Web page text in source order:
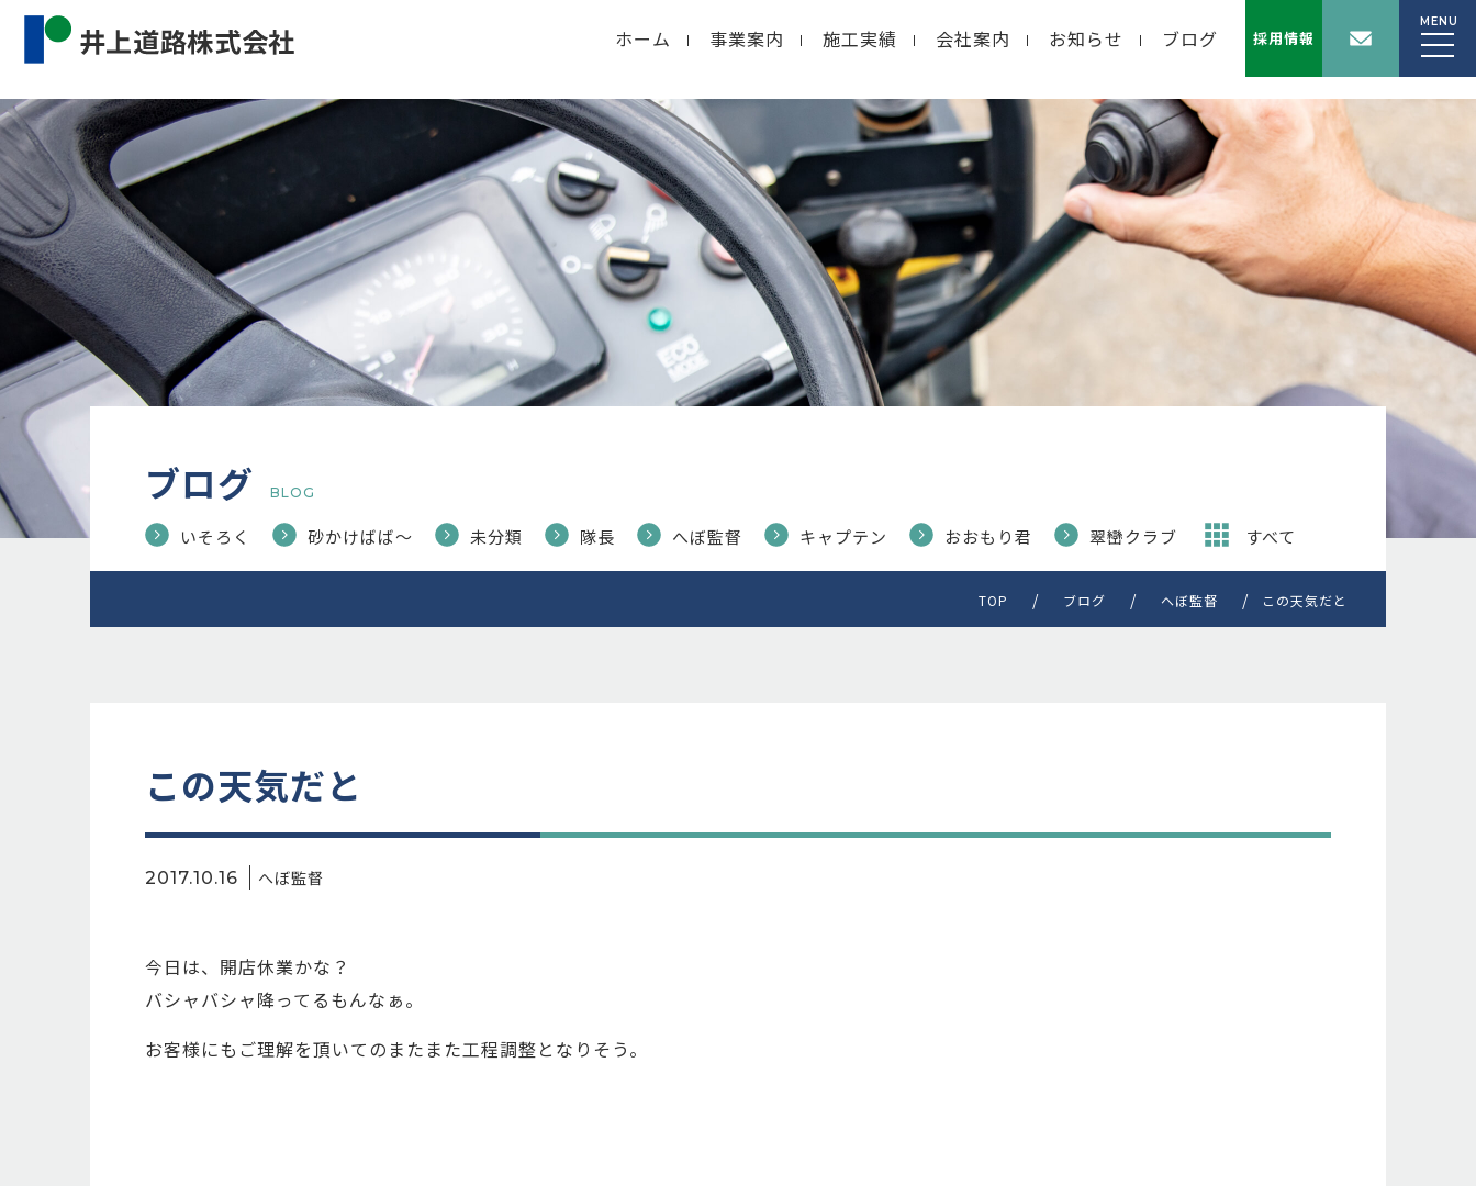
ホーム 事業案内 施工実績 会社案内 お知らせ ブログ 採用情報
MENU
Warning: Undefined property: WP_Error::$cat_name in
/home/macolab2/inouedoro.co.jp/public_html/wp-
content/themes/inourdoro_theme_2024/single.phpon line14
ブログ BLOG
いそろく 砂かけばば〜 未分類 隊長 へぼ監督 キャプテン おおもり君 翠巒クラブ すべて
TOP ブログ へぼ監督 この天気だと
この天気だと
2017.10.16 へぼ監督
今日は、開店休業かな？
バシャバシャ降ってるもんなぁ。
お客様にもご理解を頂いてのまたまた工程調整となりそう。